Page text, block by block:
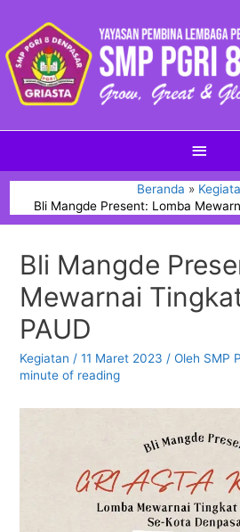
Beranda
Bli Mangde Present: Lomba
Bli Mangde
Mewarnai
PAUD
Kegiatan / 11 Maret 2023 / Oleh SMP
minute of reading